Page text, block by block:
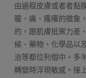
由過程皮膚或者者黏
暖、痛、瘙癢的徵象
的，跟肌膚抵禦力差
候、藥物、化學品以
治等都位列個中。多
轉變時浮現敏感。接